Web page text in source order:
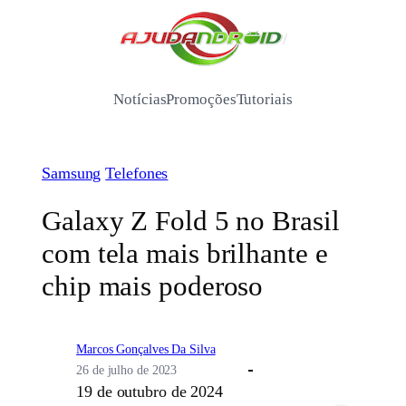
/
NotíciasPromoçõesTutoriais
Samsung Telefones
Galaxy Z Fold 5 no Brasil
com tela mais brilhante e
chip mais poderoso
Marcos Gonçalves Da Silva
26 de julho de 2023
19 de outubro de 2024